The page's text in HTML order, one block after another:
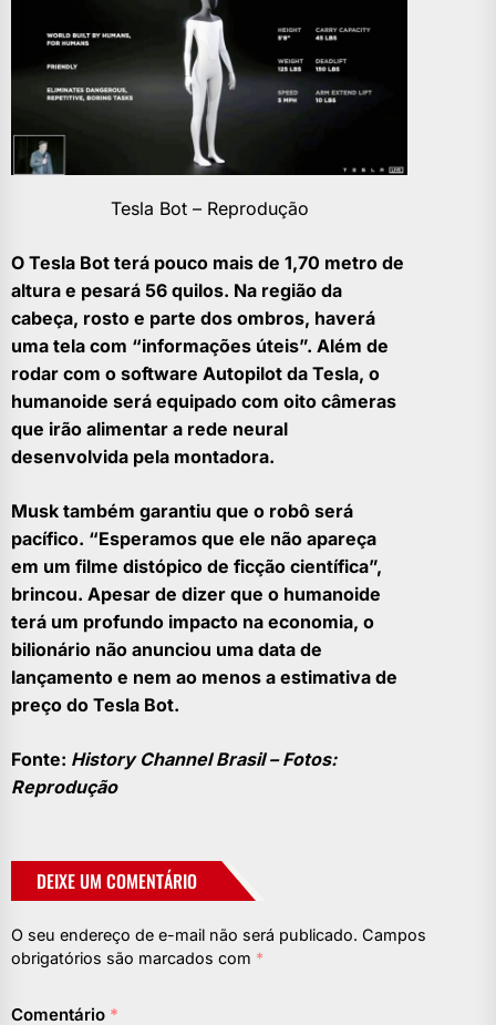
Tesla Bot – Reprodução
O Tesla Bot terá pouco mais de 1,70 metro de
altura e pesará 56 quilos. Na região da
cabeça, rosto e parte dos ombros, haverá
uma tela com “informações úteis”. Além de
rodar com o software Autopilot da Tesla, o
humanoide será equipado com oito câmeras
que irão alimentar a rede neural
desenvolvida pela montadora.
Musk também garantiu que o robô será
pacífico. “Esperamos que ele não apareça
em um filme distópico de ficção científica”,
brincou. Apesar de dizer que o humanoide
terá um profundo impacto na economia, o
bilionário não anunciou uma data de
lançamento e nem ao menos a estimativa de
preço do Tesla Bot.
Fonte: History Channel Brasil – Fotos:
Reprodução
DEIXE UM COMENTÁRIO
O seu endereço de e-mail não será publicado. Campos
obrigatórios são marcados com *
Comentário *